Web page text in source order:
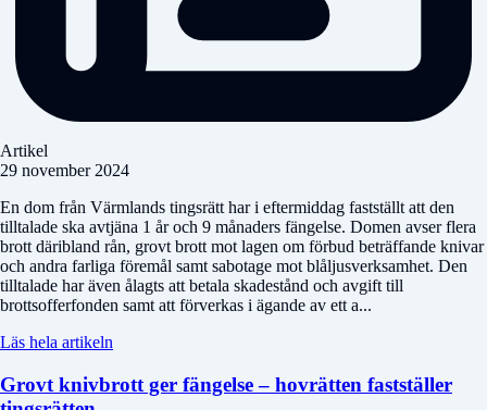
Artikel
29 november 2024
En dom från Värmlands tingsrätt har i eftermiddag fastställt att den
tilltalade ska avtjäna 1 år och 9 månaders fängelse. Domen avser flera
brott däribland rån, grovt brott mot lagen om förbud beträffande knivar
och andra farliga föremål samt sabotage mot blåljusverksamhet. Den
tilltalade har även ålagts att betala skadestånd och avgift till
brottsofferfonden samt att förverkas i ägande av ett a...
Läs hela artikeln
Grovt knivbrott ger fängelse – hovrätten fastställer